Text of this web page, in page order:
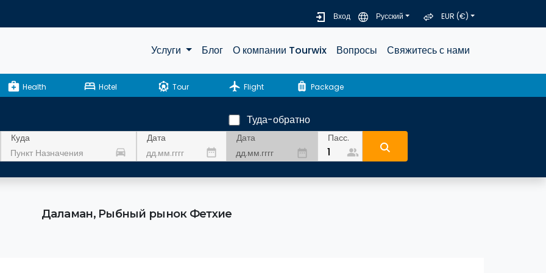
Вход Русский EUR (€)
Услуги Блог О компании Tourwix Вопросы Свяжитесь с нами
medical_services Health bed Hotel attractions Tour flight Flight luggage Package
Куда
drive_eta
Дата
date_range
Туда-обратно
Дата
date_range
Пасс.
people_alt
Даламан, Рыбный рынок Фетхие